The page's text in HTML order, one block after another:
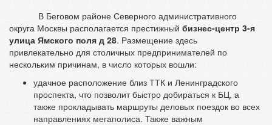
В Беговом районе Северного административного
округа Москвы располагается престижный бизнес-центр 3-я
улица Ямского поля д 28. Размещение здесь
привлекательно для столичных предпринимателей по
нескольким причинам, в число которых вошли:
удачное расположение близ ТТК и Ленинградского
проспекта, что позволит быстро добираться к БЦ, а
также прокладывать маршруты деловых поездок во всех
направлениях мегаполиса. Также важным